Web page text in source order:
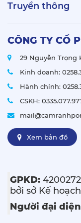
Truyền thông
CÔNG TY CỔ
29 Nguyễn Trọng
Kinh doanh:
Hành chính:
CSKH:
Xem bản đồ
GPKD:
bởi sở Kế
Người đại